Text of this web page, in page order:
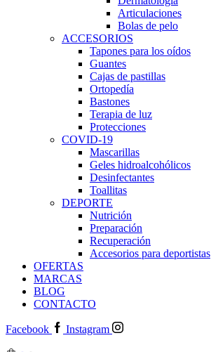
Articulaciones
Bolas de pelo
ACCESORIOS
Tapones para los oídos
Guantes
Cajas de pastillas
Ortopedía
Bastones
Terapia de luz
Protecciones
COVID-19
Mascarillas
Geles hidroalcohólicos
Desinfectantes
Toallitas
DEPORTE
Nutrición
Preparación
Recuperación
Accesorios para deportistas
OFERTAS
MARCAS
BLOG
CONTACTO
Facebook Instagram